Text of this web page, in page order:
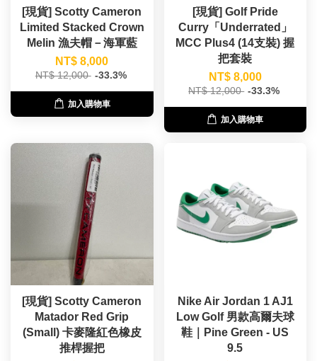
[現貨] Scotty Cameron
Limited Stacked Crown
Melin 漁夫帽－海軍藍
NT$ 8,000
NT$ 12,000 -33.3%
加入購物車
[現貨] Golf Pride
Curry「Underrated」
MCC Plus4 (14支裝) 握
把套裝
NT$ 8,000
NT$ 12,000 -33.3%
加入購物車
[現貨] Scotty Cameron
Matador Red Grip
(Small) 卡麥隆紅色橡皮
推桿握把
Nike Air Jordan 1 AJ1
Low Golf 男款高爾夫球
鞋｜Pine Green - US
9.5